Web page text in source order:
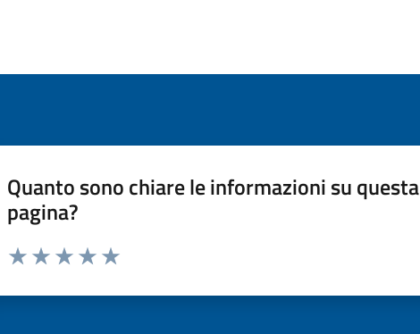
Quanto sono chiare le informazioni su questa
pagina?
Valuta da 1 a 5 stelle la pagina